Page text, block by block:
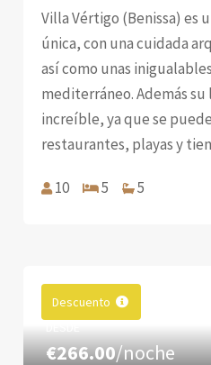
Villa Vértigo (Benissa) es
única, con una cuidada
así como unas
mediterráneo. Además su
increíble, ya que se
restaurantes, playas y
10 5 5
Descuento
€266.00/noche